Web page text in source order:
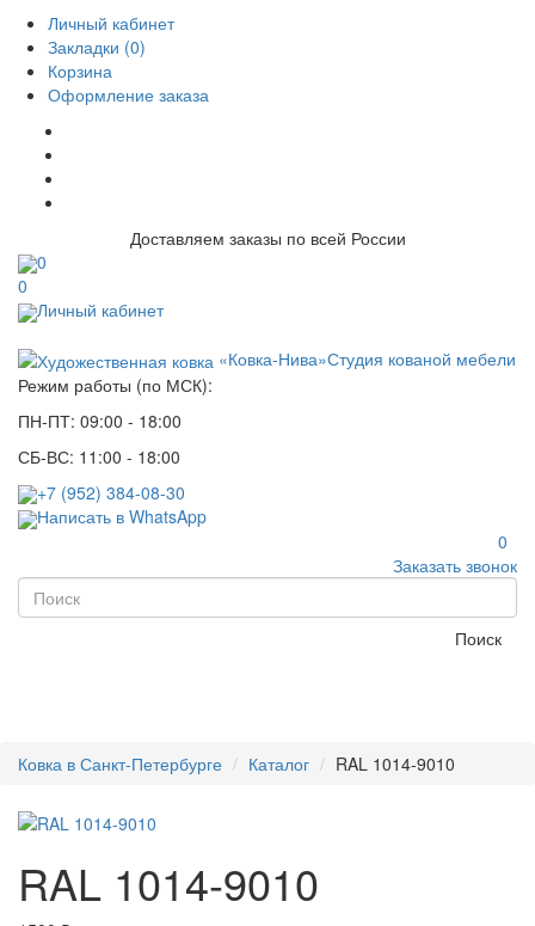
Личный кабинет
Закладки (0)
Корзина
Оформление заказа
Доставляем заказы по всей России
0
0
Личный кабинет
«Ковка-Нива»Студия кованой мебели
Режим работы (по МСК):
ПН-ПТ: 09:00 - 18:00
СБ-ВС: 11:00 - 18:00
+7 (952) 384-08-30
Написать в WhatsApp
0
Заказать звонок
Поиск
Ковка в Санкт-Петербурге Каталог RAL 1014-9010
RAL 1014-9010